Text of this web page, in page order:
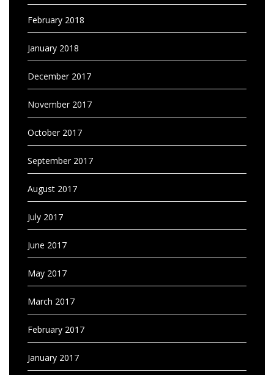
February 2018
January 2018
December 2017
November 2017
October 2017
September 2017
August 2017
July 2017
June 2017
May 2017
March 2017
February 2017
January 2017